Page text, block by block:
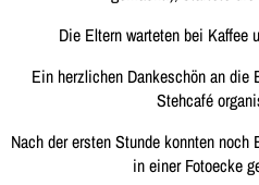
Die Eltern warteten bei Kaffee
Ein herzlichen Dankeschön an die
Stehcafé
Nach der ersten Stunde konnten
in einer Fotoecke